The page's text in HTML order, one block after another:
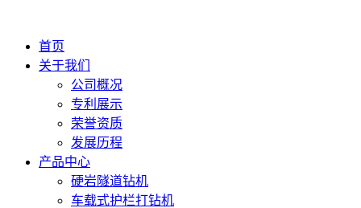
首页
关于我们
公司概况
专利展示
荣誉资质
发展历程
产品中心
硬岩隧道钻机
车载式护栏打钻机